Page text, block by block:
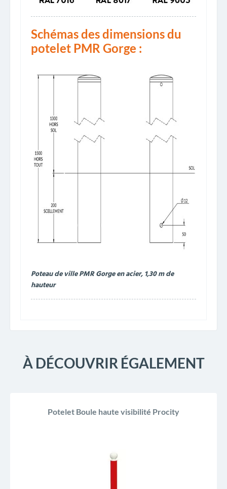
Schémas des dimensions du
potelet PMR Gorge :
Poteau de ville PMR Gorge en acier, 1,30 m de
hauteur
À DÉCOUVRIR ÉGALEMENT
Potelet Boule haute visibilité Procity